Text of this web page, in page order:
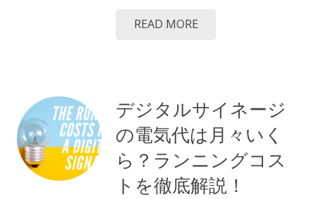
READ MORE
デジタルサイネージ
の電気代は月々いく
ら？ランニングコス
トを徹底解説！